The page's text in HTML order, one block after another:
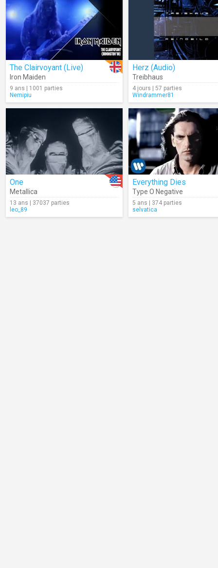
The Clairvoyant (Live)
Iron Maiden
9 ans | 1001 parties
Nemipiu
Herz (Audio)
Treibhaus
4 jours | 57 parties
Windrammer81
One
Metallica
13 ans | 37037 parties
leo_89
Everything Dies
Type O Negative
5 ans | 374 parties
selvatica